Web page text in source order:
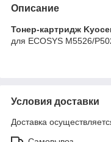
Описание
Тонер-картридж
для ECOSYS M5526/
Условия доставки
Доставка